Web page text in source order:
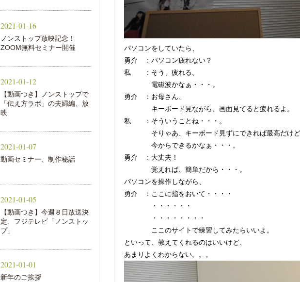
パソコンをしていたら、
勇介 ：パソコン疲れない？
私 ：そう、疲れる。
電磁波かなぁ・・・。
勇介 ：お母さん、
キーボード見ながら、画面見てると疲れるよ。
私 ：そういうことね・・・。
そりゃあ、キーボード見ずにできれば最高だけ
今からできるかなぁ・・・。
勇介 ：大丈夫！
覚えれば、簡単だから・・・。
パソコンを操作しながら、
勇介 ：ここに指をおいて・・・・
・・・・・・
・・・・・・・・
ここのサイトで練習してみたらいいよ。
といって、教えてくれるのはいいけど、
あまりよくわからない。。。
2021-01-16
ノンストップ放映記念！
ZOOM無料セミナー開催
2021-01-12
【動画つき】ノンストップで
「伝え方ラボ」の夫婦編、放
映
2021-01-07
動画セミナー、制作秘話
2021-01-05
【動画つき】今週８日放送決
定、フジテレビ「ノンストッ
プ」
2021-01-01
新年のご挨拶